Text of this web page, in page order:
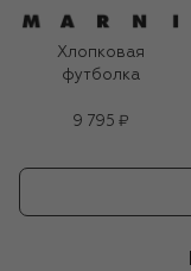
Хлопковая
футболка
9 795 ₽